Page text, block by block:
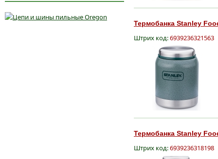
Термобанка Stanley
Штрих код:6939236321563
Термобанка Stanley
Штрих код:6939236318198